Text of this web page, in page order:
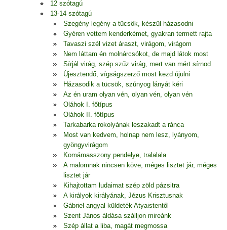
12 szótagú
13-14 szótagú
Szegény legény a tücsök, készül házasodni
Gyéren vettem kenderkémet, gyakran termett rajta
Tavaszi szél vizet áraszt, virágom, virágom
Nem láttam én molnárcsókot, de majd látok most
Sírjál virág, szép szűz virág, mert van mért sírnod
Újesztendő, vígságszerző most kezd újulni
Házasodik a tücsök, szúnyog lányát kéri
Az én uram olyan vén, olyan vén, olyan vén
Oláhok I. főtípus
Oláhok II. főtípus
Tarkabarka rokolyának leszakadt a ránca
Most van kedvem, holnap nem lesz, lyányom,
gyöngyvirágom
Komámasszony pendelye, tralalala
A malomnak nincsen köve, méges lisztet jár, méges
lisztet jár
Kihajtottam ludaimat szép zöld pázsitra
A királyok királyának, Jézus Krisztusnak
Gábriel angyal küldeték Atyaistentől
Szent János áldása szálljon mireánk
Szép állat a liba, magát megmossa